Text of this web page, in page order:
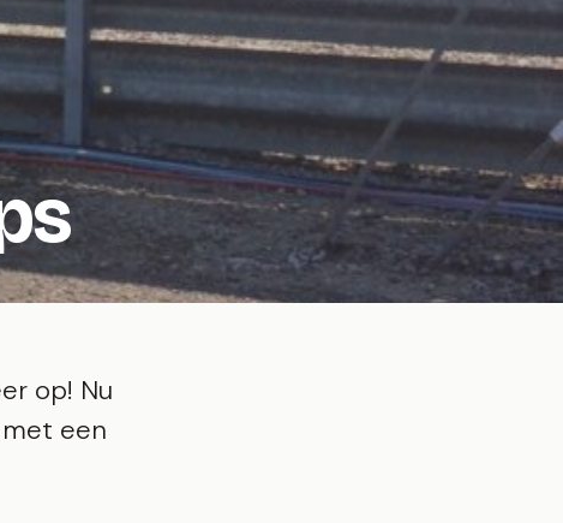
op! Nu
een